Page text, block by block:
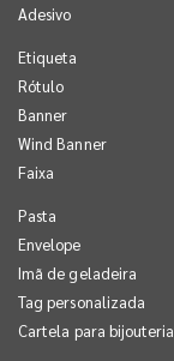
Adesivo
Etiqueta
Rótulo
Banner
Wind Banner
Faixa
Pasta
Envelope
Imã de geladeira
Tag personalizada
Cartela para bijouteria